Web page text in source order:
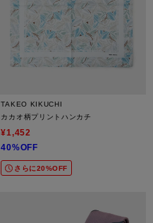
TAKEO KIKUCHI
カカオ柄プリントハンカチ
¥1,452
40%OFF
さらに20%OFF